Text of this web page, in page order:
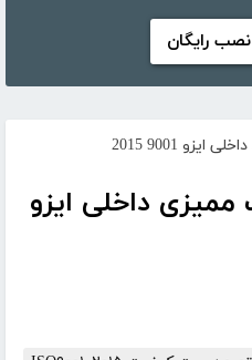
نصب رایگان
9001 2015
داخلی ایزو